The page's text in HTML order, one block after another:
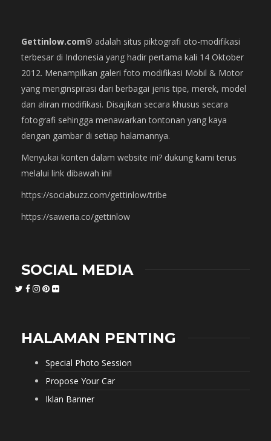
Gettinlow.com® adalah situs piktografi oto-modifikasi
terbesar di Indonesia yang hadir pertama kali 14 Oktober
2012. Menampilkan galeri foto modifikasi Mobil & Motor
yang menginspirasi dari berbagai jenis tipe, merek, model
dan aliran modifikasi. Disajikan secara khusus secara
fotografi sehingga menawarkan tontonan yang kaya
dengan gambar di setiap halamannya.
Menyukai konten dalam website ini? dukung kami terus
melalui link dibawah ini!
https://sociabuzz.com/gettinlow/tribe
https://saweria.co/gettinlow
SOCIAL MEDIA
HALAMAN PENTING
Special Photo Session
Propose Your Car
Iklan Banner